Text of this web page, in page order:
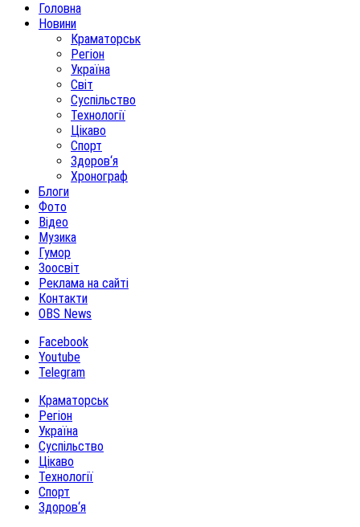
Головна
Новини
Краматорськ
Регіон
Україна
Світ
Суспільство
Технології
Цікаво
Спорт
Здоров‘я
Хронограф
Блоги
Фото
Відео
Музика
Гумор
Зоосвіт
Реклама на сайті
Контакти
OBS News
Facebook
Youtube
Telegram
Краматорськ
Регіон
Україна
Суспільство
Цікаво
Технології
Спорт
Здоров‘я